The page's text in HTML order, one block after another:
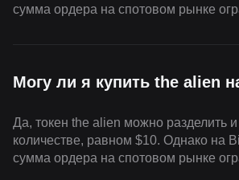
сумма ордера на спотовом рынке
Могу ли я купить the alien
Да, токен the alien можно разделить и
количестве, равном $10. Однако на
сумма ордера на спотовом рынке